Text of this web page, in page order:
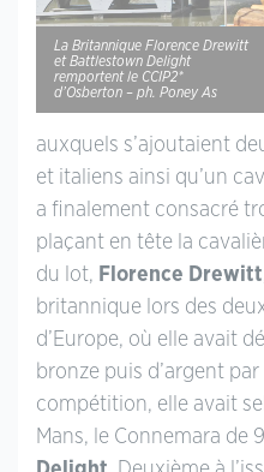
La Britannique Florence Drewitt
et Battlestown Delight
remportent le CCIP2*
d’Osberton – ph. Poney As
auxquels s’ajoutaient
et italiens ainsi qu’un
a finalement consacré
plaçant en tête la
du lot, Florence Drewitt
britannique lors des
d’Europe, où elle avait
bronze puis d’argent
compétition, elle avait
Mans, le Connemara de